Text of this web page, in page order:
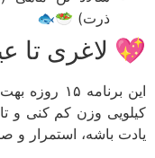
ذرت) 🥗🐟
لاغری تا
این برنامه ۱۵
وزن کم کنی و تا
باشه، استمرار و